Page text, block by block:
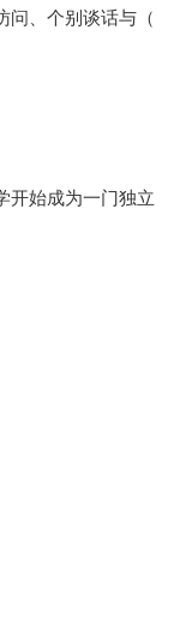
问、个别谈话与（
开始成为一门独立